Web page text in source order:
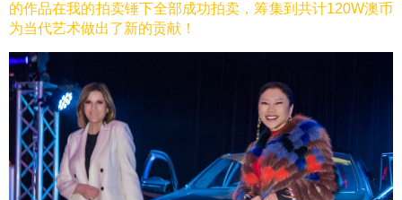
的作品在我的拍卖锤下全部成功拍卖，筹集到共计120W澳币
为当代艺术做出了新的贡献！